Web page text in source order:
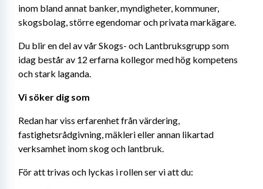
inom bland annat banker, myndigheter, kommuner,
skogsbolag, större egendomar och privata markägare.
Du blir en del av vår Skogs- och Lantbruksgrupp som
idag består av 12 erfarna kollegor med hög kompetens
och stark laganda.
Vi söker dig som
Redan har viss erfarenhet från värdering,
fastighetsrådgivning, mäkleri eller annan likartad
verksamhet inom skog och lantbruk.
För att trivas och lyckas i rollen ser vi att du: